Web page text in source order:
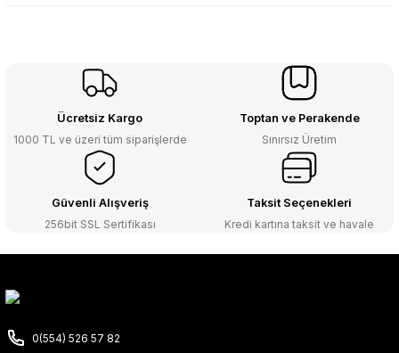
Ücretsiz Kargo
1000 TL ve üzeri tüm siparişlerde
Toptan ve Perakende
Sınırsız Üretim
Güvenli Alışveriş
256bit SSL Sertifikası
Taksit Seçenekleri
Kredi kartına taksit ve havale
0(554) 526 57 82